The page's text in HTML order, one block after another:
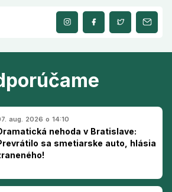
aug. 2026 o 14:10
nehoda v Bratislave:
sa smetiarske auto, hlásia